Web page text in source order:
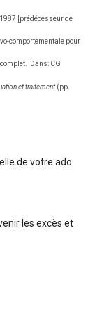
1987 [prédécesseur de
comportementale pour
Dans: CG
et traitement(pp.
de votre ado
les excès et